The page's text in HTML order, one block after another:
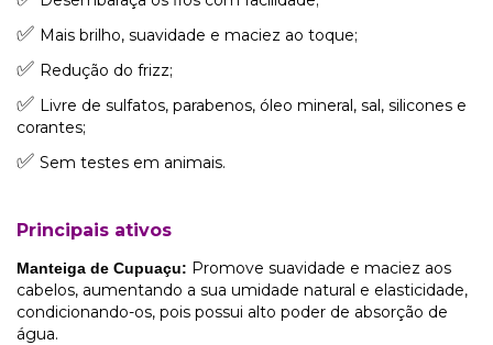
✅ Mais brilho, suavidade e maciez ao toque;
✅ Redução do frizz;
✅ Livre de sulfatos, parabenos, óleo mineral, sal, silicones e
corantes;
✅ Sem testes em animais.
Principais ativos
Manteiga de Cupuaçu: Promove suavidade e maciez aos
cabelos, aumentando a sua umidade natural e elasticidade,
condicionando-os, pois possui alto poder de absorção de
água.